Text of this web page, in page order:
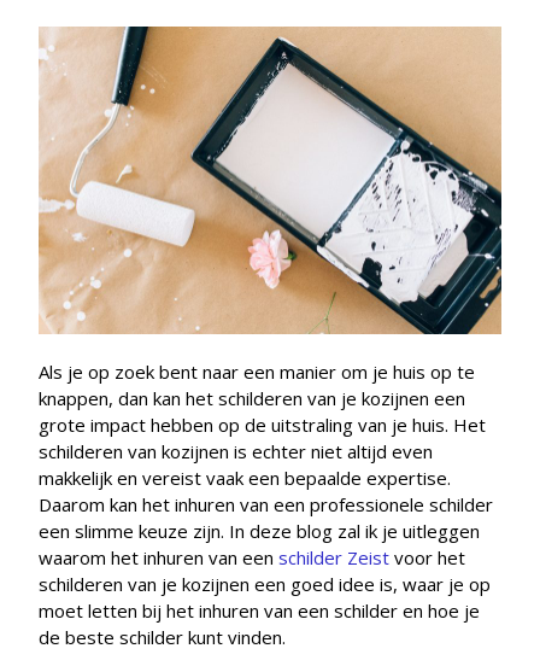
Als je op zoek bent naar een manier om je huis op te
knappen, dan kan het schilderen van je kozijnen een
grote impact hebben op de uitstraling van je huis. Het
schilderen van kozijnen is echter niet altijd even
makkelijk en vereist vaak een bepaalde expertise.
Daarom kan het inhuren van een professionele schilder
een slimme keuze zijn. In deze blog zal ik je uitleggen
waarom het inhuren van eenschilder Zeist voor het
schilderen van je kozijnen een goed idee is, waar je op
moet letten bij het inhuren van een schilder en hoe je
de beste schilder kunt vinden.